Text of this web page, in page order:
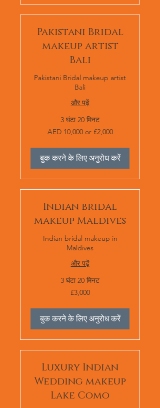
Pakistani Bridal
makeup artist
Bali
Pakistani Bridal makeup artist
Bali
और पढ़ें
3 घंटा 20 मिनट
AED 10,000 or £2,000
बुक करने के लिए अनुरोध करें
Indian bridal
makeup Maldives
Indian bridal makeup in
Maldives
और पढ़ें
3 घंटा 20 मिनट
£3,000
बुक करने के लिए अनुरोध करें
Luxury Indian
Wedding makeup
Lake Como